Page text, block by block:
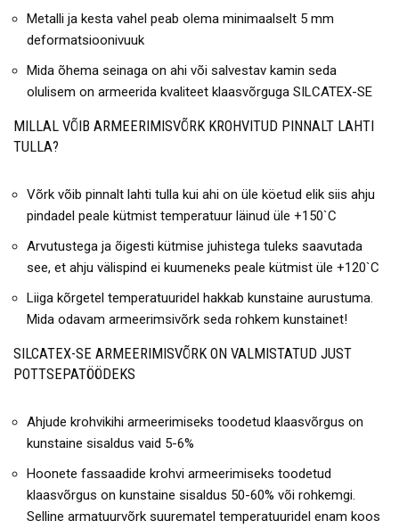
Metalli ja kesta vahel peab olema minimaalselt 5 mm
deformatsioonivuuk
Mida õhema seinaga on ahi või salvestav kamin seda
olulisem on armeerida kvaliteet klaasvõrguga SILCATEX-SE
MILLAL VÕIB ARMEERIMISVÕRK KROHVITUD PINNALT LAHTI
TULLA?
Võrk võib pinnalt lahti tulla kui ahi on üle köetud elik siis ahju
pindadel peale kütmist temperatuur läinud üle +150`C
Arvutustega ja õigesti kütmise juhistega tuleks saavutada
see, et ahju välispind ei kuumeneks peale kütmist üle +120`C
Liiga kõrgetel temperatuuridel hakkab kunstaine aurustuma.
Mida odavam armeerimsivõrk seda rohkem kunstainet!
SILCATEX-SE ARMEERIMISVÕRK ON VALMISTATUD JUST
POTTSEPATÖÖDEKS
Ahjude krohvikihi armeerimiseks toodetud klaasvõrgus on
kunstaine sisaldus vaid 5-6%
Hoonete fassaadide krohvi armeerimiseks toodetud
klaasvõrgus on kunstaine sisaldus 50-60% või rohkemgi.
Selline armatuurvõrk suurematel temperatuuridel enam koos